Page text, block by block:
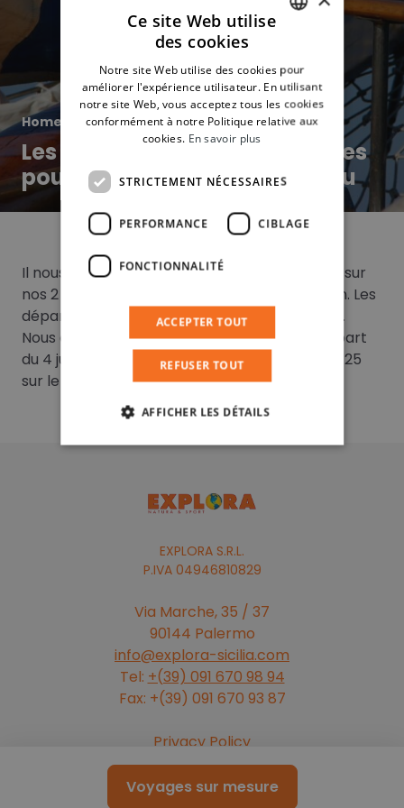
Voyages sur mesure
Home À la une»
Les derniers places disponibles
pour le mois de juin en bateau
Il nous restent encore des places disponibles sur
nos 2 bateaux pour les départs du mois de juin. Les
départs du 11 et du 18 juins sont déjà complets.
Nous avons encore la disponibilité pour le départ
du 4 juin à bord du
Pallaset pour le départ du 25
sur le
Santa Barbara. On vous attend….
EXPLORA S.R.L.
P.IVA 04946810829
Via Marche, 35 / 37
90144 Palermo
info@explora-sicilia.com
Tel: +(39) 091 670 98 94
Fax: +(39) 091 670 93 87
Privacy Policy
Cookie Policy
Newsletter
ITALIAN
SPANISH
Ce site Web utilise
des cookies
Notre site Web utilise des cookies pour
améliorer l'expérience utilisateur. En utilisant
notre site Web, vous acceptez tous les cookies
conformément à notre Politique relative aux
cookies. En savoir plus
STRICTEMENT NÉCESSAIRES
PERFORMANCE CIBLAGE
FONCTIONNALITÉ
ACCEPTER TOUT
REFUSER TOUT
AFFICHER LES DÉTAILS